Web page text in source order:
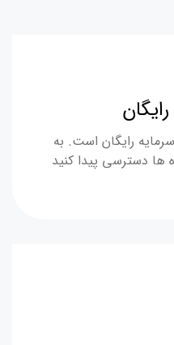
رایگان است. به
ها دسترسی پیدا کنید